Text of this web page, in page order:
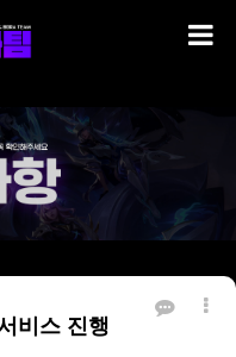
비스 진행